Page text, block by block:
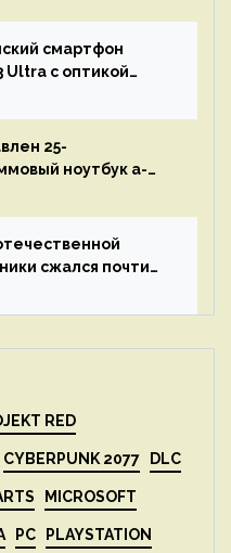
до полного
кода и
что пошло не так
смартфон
Ultra с оптикой
18 апреля
25-
ноутбук a-
DDR5 и шесть
сжался почти
RED
CYBERPUNK 2077 DLC
MICROSOFT
PC PLAYSTATION